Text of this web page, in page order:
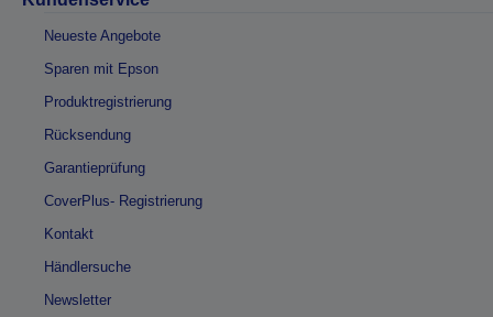
Neueste Angebote
Sparen mit Epson
Produktregistrierung
Rücksendung
Garantieprüfung
CoverPlus- Registrierung
Kontakt
Händlersuche
Newsletter